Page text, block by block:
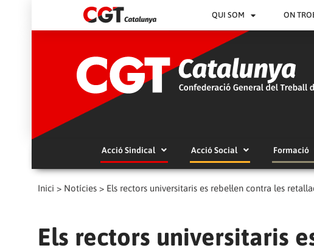
QUI SOM ON
Acció Sindical Acció Social Formació
Inici > Notícies > Els rectors universitaris es rebel·len contra les
Els rectors universitaris